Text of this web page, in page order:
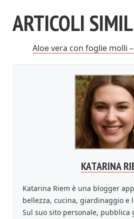
ARTICOLI
Aloe vera con foglie molli
KATARINA
Katarina Riem è una blogger
bellezza, cucina, giardinaggio e
Sul suo sito personale, pubblica